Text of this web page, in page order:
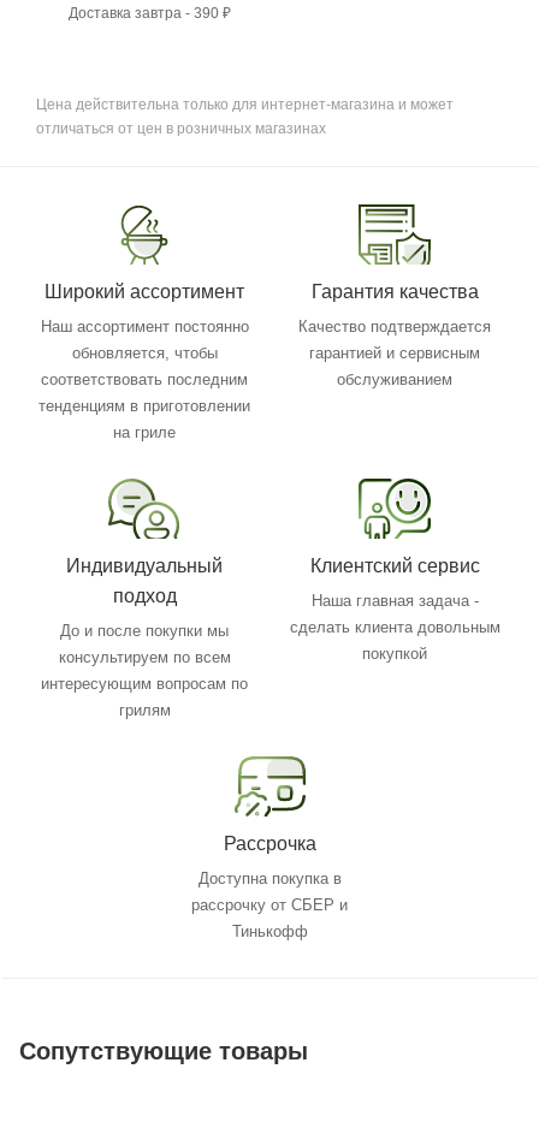
Доставка завтра - 390 ₽
Цена действительна только для интернет-магазина и может
отличаться от цен в розничных магазинах
Широкий ассортимент
Наш ассортимент постоянно
обновляется, чтобы
соответствовать последним
тенденциям в приготовлении
на гриле
Гарантия качества
Качество подтверждается
гарантией и сервисным
обслуживанием
Индивидуальный
подход
До и после покупки мы
консультируем по всем
интересующим вопросам по
грилям
Клиентский сервис
Наша главная задача -
сделать клиента довольным
покупкой
Рассрочка
Доступна покупка в
рассрочку от СБЕР и
Тинькофф
Сопутствующие товары